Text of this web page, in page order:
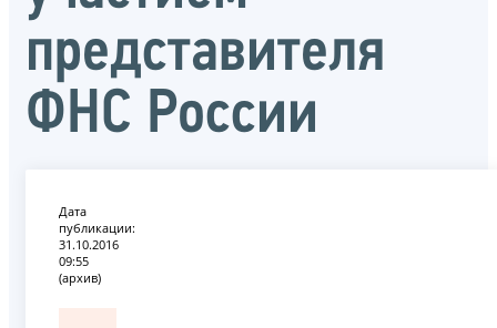
представителя
ФНС России
Дата
публикации:
31.10.2016
09:55
(архив)